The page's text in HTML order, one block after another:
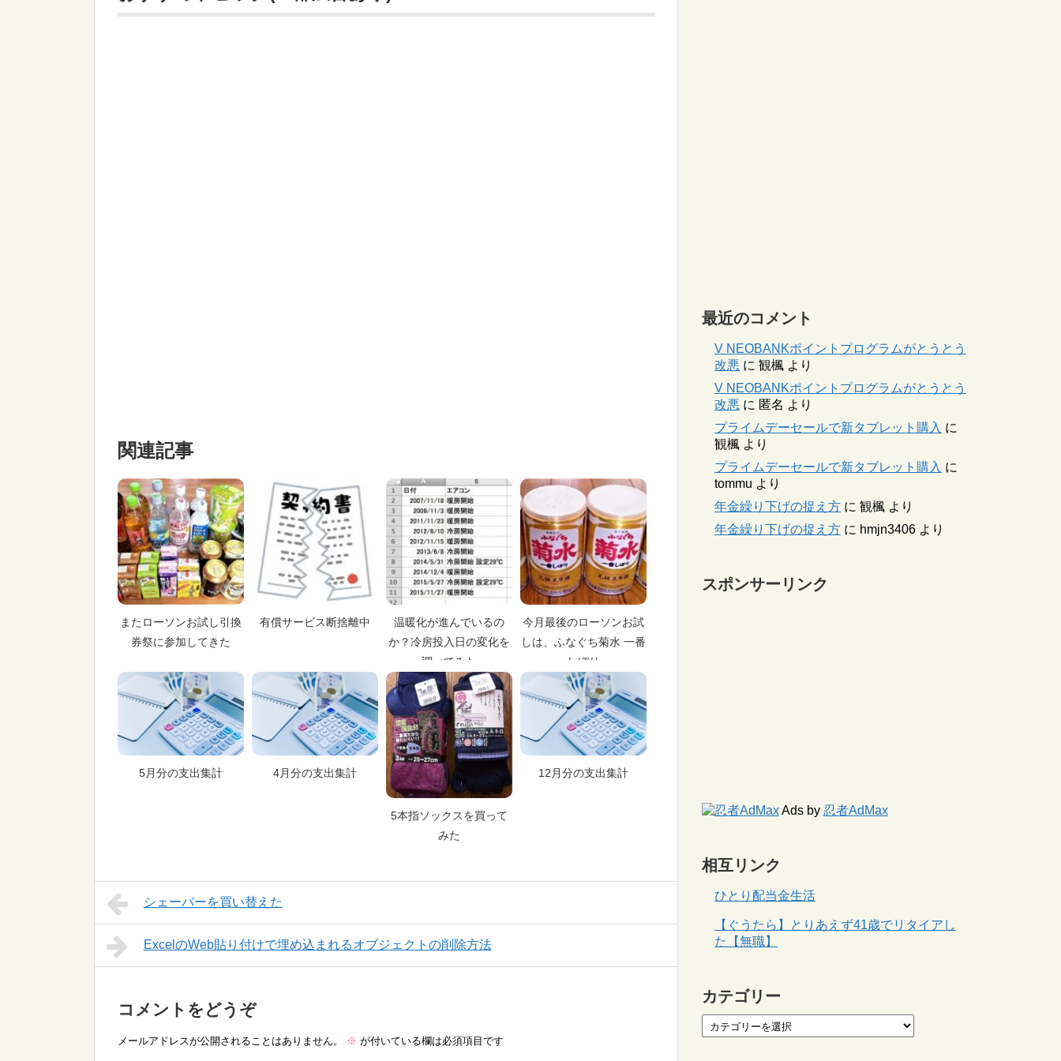
関連記事
またローソンお試し引換
券祭に参加してきた
有償サービス断捨離中
温暖化が進んでいるの
か？冷房投入日の変化を
調べてみた
今月最後のローソンお試
しは、ふなぐち菊水 一番
しぼり
5月分の支出集計 4月分の支出集計
5本指ソックスを買って
みた
12月分の支出集計
シェーバーを買い替えた
ExcelのWeb貼り付けで埋め込まれるオブジェクトの削除方法
コメントをどうぞ
メールアドレスが公開されることはありません。 ※ が付いている欄は必須項目です
最近のコメント
V NEOBANKポイントプログラムがとうとう
改悪 に 観楓 より
V NEOBANKポイントプログラムがとうとう
改悪 に 匿名 より
プライムデーセールで新タブレット購入 に
観楓 より
プライムデーセールで新タブレット購入 に
tommu より
年金繰り下げの捉え方 に 観楓 より
年金繰り下げの捉え方 に hmjn3406 より
スポンサーリンク
Ads by 忍者AdMax
相互リンク
ひとり配当金生活
【ぐうたら】とりあえず41歳でリタイアし
た【無職】
カテゴリー